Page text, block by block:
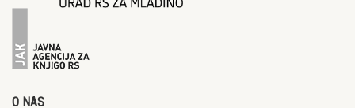
O NAS